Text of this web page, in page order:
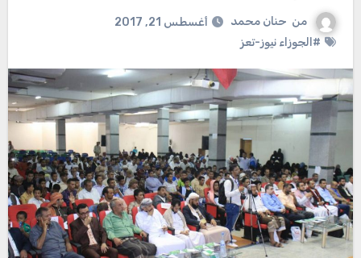
من حنان محمد
أغسطس 21, 2017
#الجوزاء نيوز-تعز